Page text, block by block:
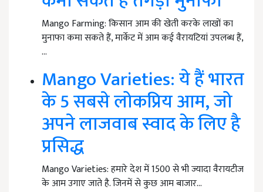
Mango Farming: किसान आम की खेती करके लाखों का
मुनाफा कमा सकते हैं, मार्केट में आम कई वैरायटियां उपलब्ध हैं,
…
Mango Varieties: ये हैं भारत
के 5 सबसे लोकप्रिय आम, जो
अपने लाजवाब स्वाद के लिए है
प्रसिद्ध
Mango Varieties: हमारे देश में 1500 से भी ज्यादा वैरायटीज
के आम उगाए जाते है. जिनमें से कुछ आम बाजार…